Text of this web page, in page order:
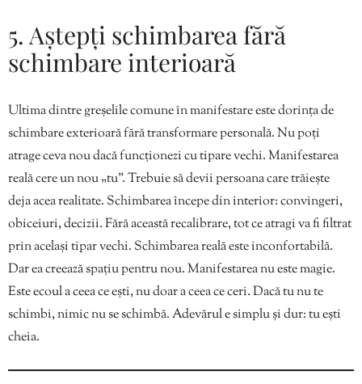
5. Aștepți schimbarea fără
schimbare interioară
Ultima dintre greșelile comune în manifestare este dorința de
schimbare exterioară fără transformare personală. Nu poți
atrage ceva nou dacă funcționezi cu tipare vechi. Manifestarea
reală cere un nou „tu”. Trebuie să devii persoana care trăiește
deja acea realitate. Schimbarea începe din interior: convingeri,
obiceiuri, decizii. Fără această recalibrare, tot ce atragi va fi filtrat
prin același tipar vechi. Schimbarea reală este inconfortabilă.
Dar ea creează spațiu pentru nou. Manifestarea nu este magie.
Este ecoul a ceea ce ești, nu doar a ceea ce ceri. Dacă tu nu te
schimbi, nimic nu se schimbă. Adevărul e simplu și dur: tu ești
cheia.